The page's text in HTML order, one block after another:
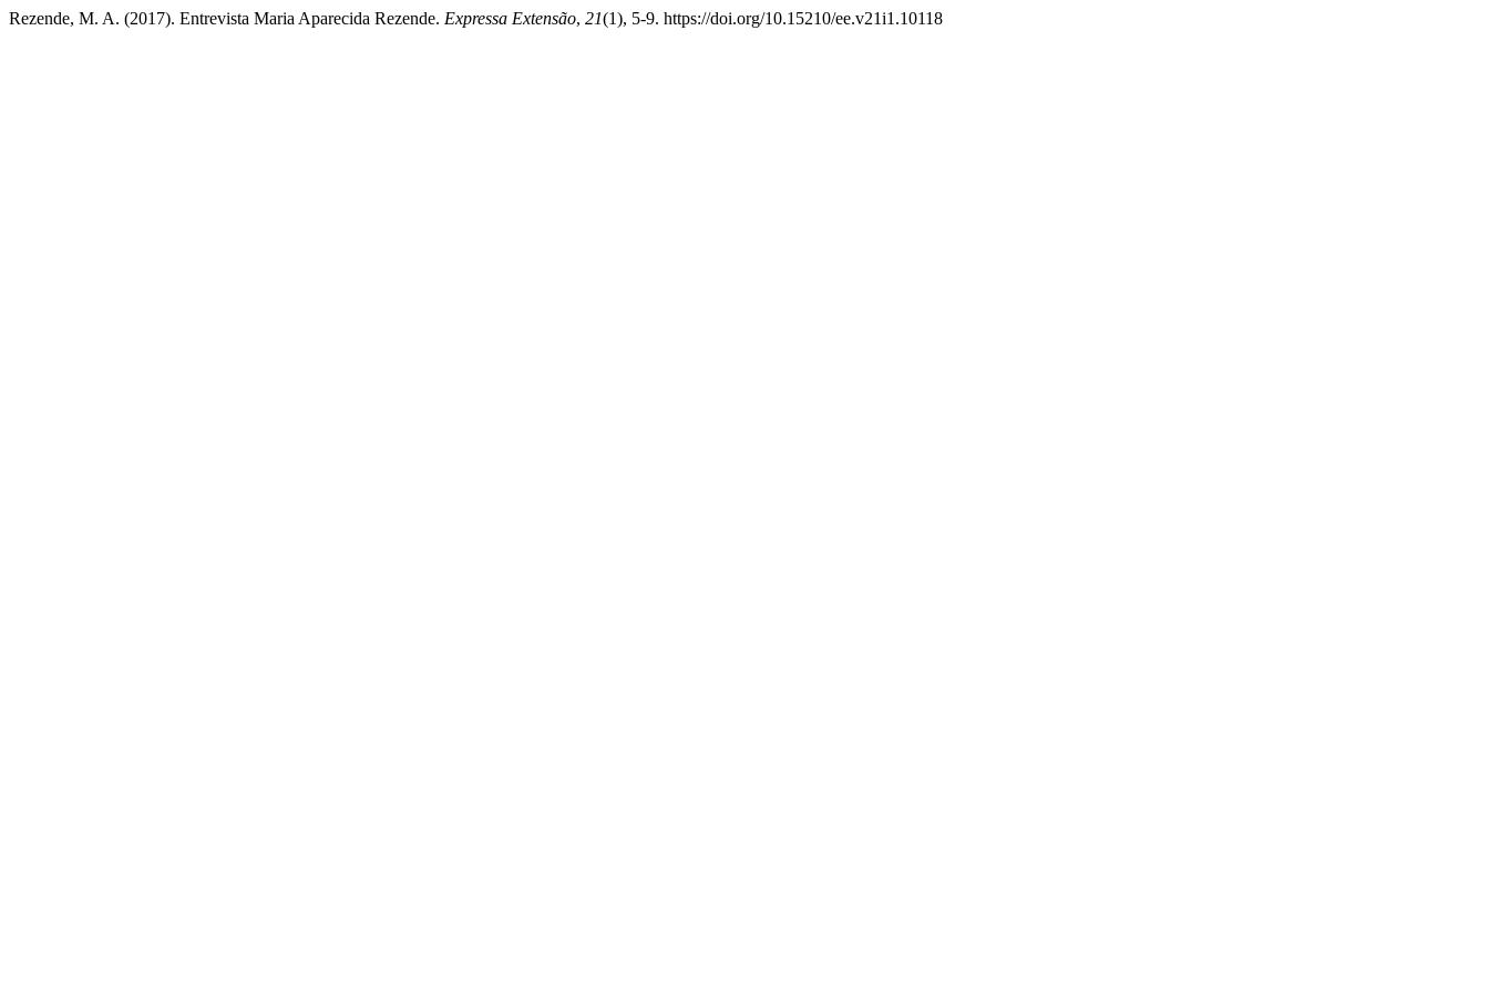
Rezende, M. A. (2017). Entrevista Maria Aparecida Rezende. Expressa Extensão, 21(1), 5-9. https://doi.org/10.15210/ee.v21i1.10118